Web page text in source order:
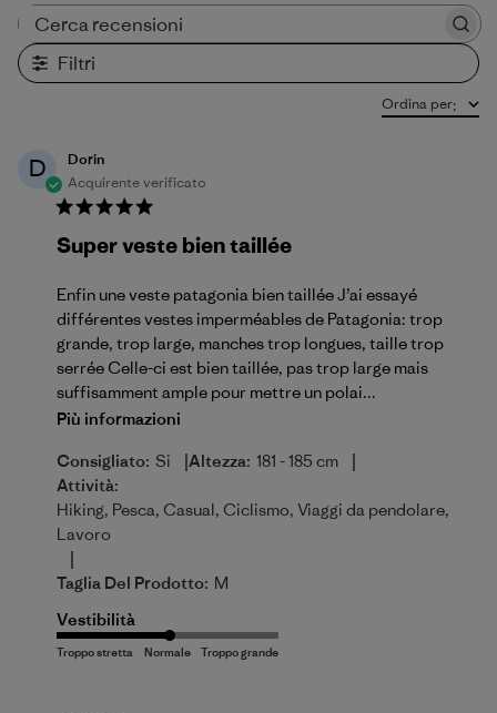
Filtri
Ordina per:
D
Dorin
Acquirente verificato
Super veste bien taillée
Enfin une veste patagonia bien taillée J’ai essayé
différentes vestes imperméables de Patagonia: trop
grande, trop large, manches trop longues, taille trop
serrée Celle-ci est bien taillée, pas trop large mais
suffisamment ample pour mettre un polai...
Più informazioni
Consigliato: Si |Altezza: 181 - 185 cm |
Attività:
Hiking, Pesca, Casual, Ciclismo, Viaggi da pendolare,
Lavoro
|
Taglia Del Prodotto: M
Vestibilità